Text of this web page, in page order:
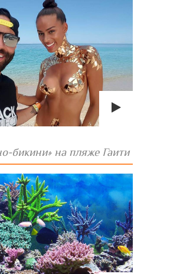
бикини» на пляже Гаити